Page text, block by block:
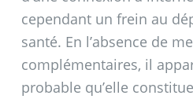
cependant un frein au
santé. En l’absence de
complémentaires, il
probable qu’elle